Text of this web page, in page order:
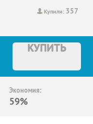
Купили: 357
КУПИТЬ
Экономия:
59%